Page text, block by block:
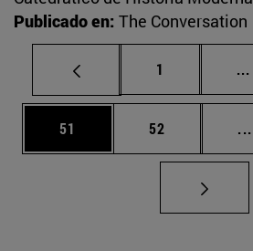
Publicado en: The Conversation
Página
1 ...
Página
51 Página
52 ...